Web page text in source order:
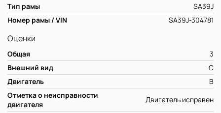
Тип рамы
SA39J
Номер рамы / VIN
SA39J-304781
Оценки
Общая
3
Внешний вид
C
Двигатель
B
Отметка о неисправности
двигателя
Двигатель исправен